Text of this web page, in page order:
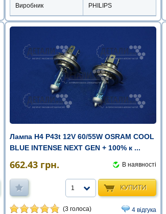
Виробник PHILIPS
Лампа Н4 Р43t 12V 60/55W OSRAM COOL
BLUE INTENSE NEXT GEN + 100% к ...
662.43 грн. В наявності
КУПИТИ
1
(3 голоса) 4 відгука